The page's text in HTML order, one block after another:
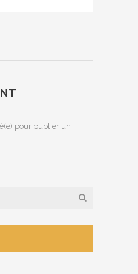
pour publier un